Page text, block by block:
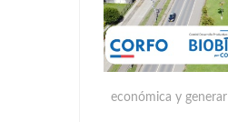
económica y